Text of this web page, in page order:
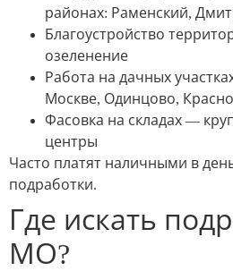
районах: Раменский,
Благоустройство
озеленение
Работа на дачных
Москве, Одинцово,
Фасовка на складах —
центры
Часто платят наличными в
подработки.
Где искать
МО?